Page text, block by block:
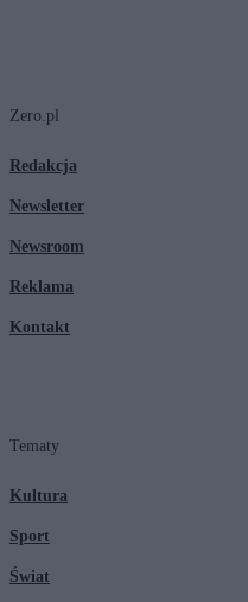
Zero.pl
Redakcja
Newsletter
Newsroom
Reklama
Kontakt
Tematy
Kultura
Sport
Świat